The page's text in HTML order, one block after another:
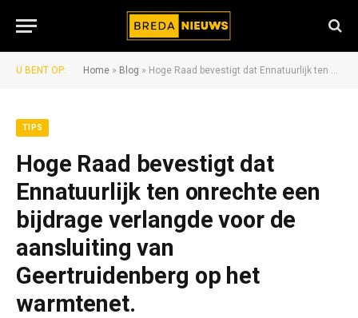
U BENT OP: Home » Blog » Hoge Raad bevestigt dat Ennatuurlijk ten onrechte een bijdrage verlangde voor de aansluiting van Geertruidenberg op het warmtenet.
TIPS
Hoge Raad bevestigt dat
Ennatuurlijk ten onrechte een
bijdrage verlangde voor de
aansluiting van
Geertruidenberg op het
warmtenet.